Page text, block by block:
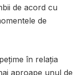
de acord cu
de
în relația
aproape unul de